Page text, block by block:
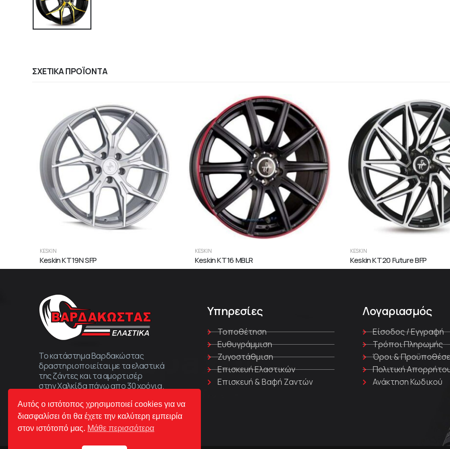
ΣΧΕΤΙΚΆ ΠΡΟΪΌΝΤΑ
KESKIN
Keskin KT19N SFP
KESKIN
Keskin KT16 MBLR
KESKIN
Keskin KT20 Future BFP
Το κατάστημα Βαρδακώστας
δραστηριοποιείται με τα ελαστικά
της ζάντες και τα αμορτισέρ
στην Χαλκίδα πάνω απο 30 χρόνια.
Υπηρεσίες
Τοποθέτηση
Ευθυγράμμιση
Ζυγοστάθμιση
Επισκευή Ελαστικών
Επισκευή & Βαφή Ζαντών
Λογαριασμός
Είσοδος / Εγγραφή
Τρόποι Πληρωμής
Όροι &
Πολιτική
Ανάκτηση Κωδικού
Αυτός ο ιστότοπος χρησιμοποιεί cookies για να
διασφαλίσει ότι θα έχετε την καλύτερη εμπειρία
στον ιστότοπό μας. Μάθε περισσότερα